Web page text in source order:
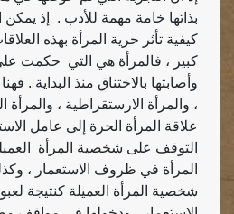
بذاتها خامة مهمة للأدب . إذ يمكن
كيفية تأثر حرية المرأة بهذه
كبير ، فالمرأة هي التي حكمت على
وأصابتها بالاختناق منذ البداية .
، والمرأة الارستقراطية ، والمرأة
علاقة المرأة الحرة إلى عامل
التوقف على شخصية المرأة
المرأة في ظروف الاستعمار ،
شخصية المرأة العميلة كنتيجة